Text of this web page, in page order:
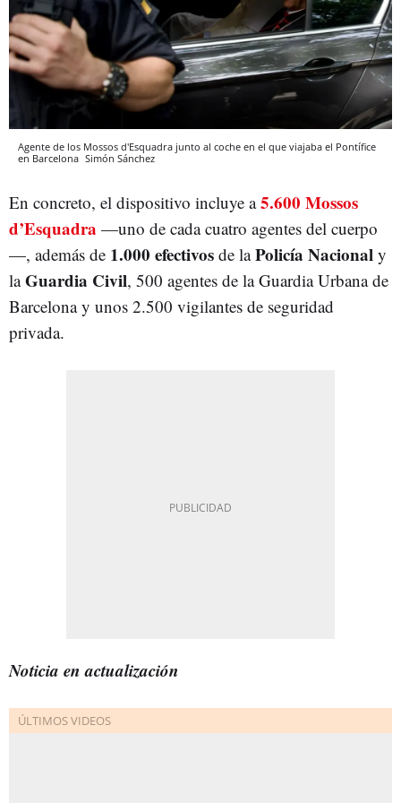
Agente de los Mossos d'Esquadra junto al coche en el que viajaba el Pontífice
en Barcelona Simón Sánchez
En concreto, el dispositivo incluye a5.600 Mossos
d’Esquadra —uno de cada cuatro agentes del cuerpo
—, además de 1.000 efectivos de laPolicía Nacional y
laGuardia Civil, 500 agentes de la Guardia Urbana de
Barcelona y unos 2.500 vigilantes de seguridad
privada.
Noticia en actualización